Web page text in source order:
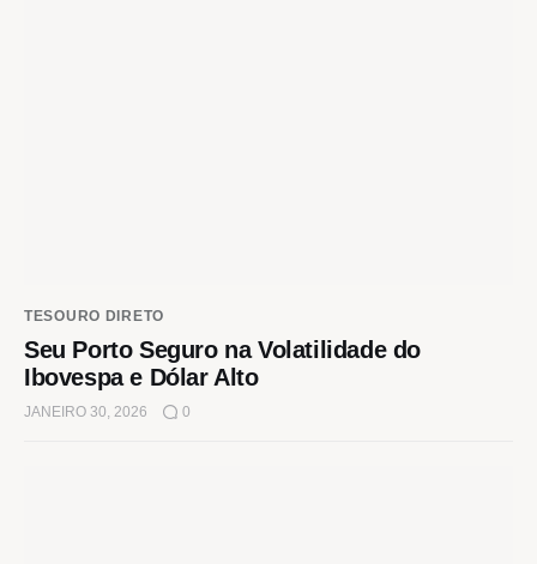
TESOURO DIRETO
Seu Porto Seguro na Volatilidade do
Ibovespa e Dólar Alto
JANEIRO 30, 2026 0